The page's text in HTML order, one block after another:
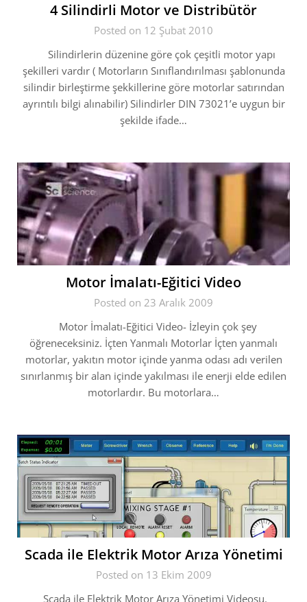
4 Silindirli Motor ve Distribütör
Posted on 12 Şubat 2010
Silindirlerin düzenine göre çok çeşitli motor yapı
şekilleri vardır ( Motorların Sınıflandırılması şablonunda
silindir birleştirme şekkillerine göre motorlar satırından
ayrıntılı bilgi alınabilir) Silindirler DIN 73021’e uygun bir
şekilde ifade…
Motor İmalatı-Eğitici Video
Posted on 23 Aralık 2009
Motor İmalatı-Eğitici Video- İzleyin çok şey
öğreneceksiniz. İçten Yanmalı Motorlar İçten yanmalı
motorlar, yakıtın motor içinde yanma odası adı verilen
sınırlanmış bir alan içinde yakılması ile enerji elde edilen
motorlardır. Bu motorlara…
Scada ile Elektrik Motor Arıza Yönetimi
Posted on 13 Ekim 2009
Scada ile Elektrik Motor Arıza Yönetimi Videosu.